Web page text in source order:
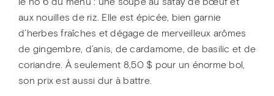
aux nouilles de riz. Elle est épicée, bien garnie
d’herbes fraîches et dégage de merveilleux arômes
de gingembre, d’anis, de cardamome, de basilic et de
coriandre. À seulement 8,50 $ pour un énorme bol,
son prix est aussi dur à battre.